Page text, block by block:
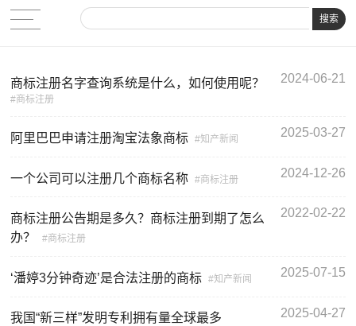
搜索
商标注册名字查询系统是什么，如何使用呢？
商标注册
2024-06-21
阿里巴巴申请注册淘宝法象商标 知产新闻 2025-03-27
一个公司可以注册几个商标名称 商标注册 2024-12-26
商标注册公告期是多久？商标注册到期了怎么
办？
商标注册
2022-02-22
‘潘婷3分钟奇迹’是合法注册的商标 知产新闻 2025-07-15
我国“新三样”发明专利拥有量全球最多 2025-04-27